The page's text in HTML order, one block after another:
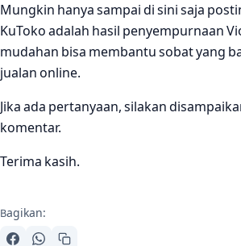
Mungkin hanya sampai di sini saja
KuToko adalah hasil penyempurnaan
mudahan bisa membantu sobat yang
jualan online.
Jika ada pertanyaan, silakan
komentar.
Terima kasih.
Bagikan: